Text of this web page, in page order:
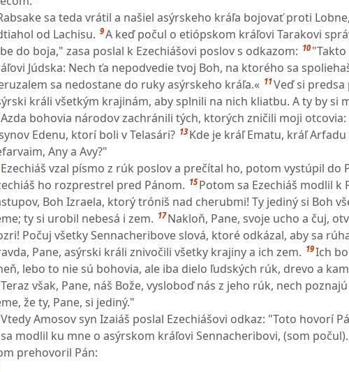
sa teda vrátil a našiel asýrskeho kráľa bojovať proti
od Lachisu. 9A keď počul o etiópskom kráľovi Tarakovi
do boja," zasa poslal k Ezechiášovi poslov s odkazom: 10
Júdska: Nech ťa nepodvedie tvoj Boh, na ktorého sa
sa nedostane do ruky asýrskeho kráľa.« 11Veď si
králi všetkým krajinám, aby splnili na nich kliatbu. A ty by si
Azda bohovia národov zachránili tých, ktorých zničili moji otcovia:
Edenu, ktorí boli v Telasári? 13 Kde je kráľ Ematu, kráľ
Any a Avy?"
Ezechiáš vzal písmo z rúk poslov a prečítal ho, potom vystúpil do
ho rozprestrel pred Pánom. 15 Potom sa Ezechiáš modlil k
Boh Izraela, ktorý tróniš nad cherubmi! Ty jediný si Boh
ty si urobil nebesá i zem. 17 Nakloň, Pane, svoje ucho a čuj,
Počuj všetky Sennacheribove slová, ktoré odkázal, aby sa
Pane, asýrski králi znivočili všetky krajiny a ich zem. 19Ich
lebo to nie sú bohovia, ale iba dielo ľudských rúk, drevo a
Teraz však, Pane, náš Bože, vysloboď nás z jeho rúk, nech
že ty, Pane, si jediný."
Vtedy Amosov syn Izaiáš poslal Ezechiášovi odkaz: "Toto hovorí
modlil ku mne o asýrskom kráľovi Sennacheribovi, (som
prehovoril Pán: